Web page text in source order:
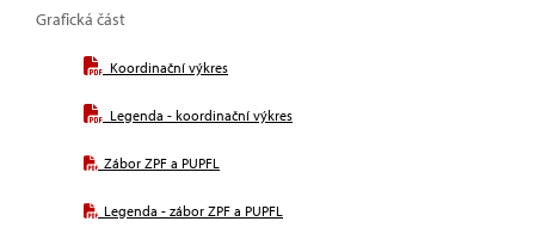
Grafická část
Koordinační výkres
Legenda - koordinační výkres
Zábor ZPF a PUPFL
Legenda - zábor ZPF a PUPFL